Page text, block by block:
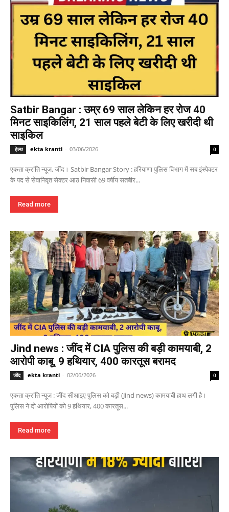
Satbir Bangar : उम्र 69 साल लेकिन हर रोज 40
मिनट साइकिलिंग, 21 साल पहले बेटी के लिए खरीदी थी
साइकिल
हेल्थ ekta kranti - 03/06/2026 0
एकता क्रांति न्यूज, जींद। Satbir Bangar Story : हरियाणा पुलिस विभाग में सब इंस्पेक्टर
के पद से सेवानिवृत सेक्टर आठ निवासी 69 वर्षीय सतबीर...
Read more
Jind news : जींद में CIA पुलिस की बड़ी कामयाबी, 2
आरोपी काबू, 9 हथियार, 400 कारतूस बरामद
जींद ekta kranti - 02/06/2026 0
एकता क्रांति न्यूज : जींद सीआइए पुलिस को बड़ी (Jind news) कामयाबी हाथ लगी है।
पुलिस ने दो आरोपियों को 9 हथियार, 400 कारतूस...
Read more